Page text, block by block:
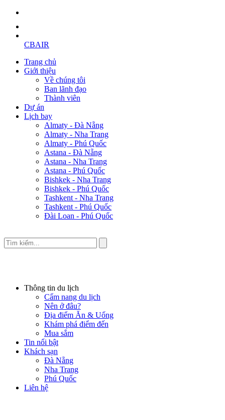
CBAIR
Trang chủ
Giới thiệu
Về chúng tôi
Ban lãnh đạo
Thành viên
Dự án
Lịch bay
Almaty - Đà Nẵng
Almaty - Nha Trang
Almaty - Phú Quốc
Astana - Đà Nẵng
Astana - Nha Trang
Astana - Phú Quốc
Bishkek - Nha Trang
Bishkek - Phú Quốc
Tashkent - Nha Trang
Tashkent - Phú Quốc
Đài Loan - Phú Quốc
Thông tin du lịch
Cẩm nang du lịch
Nên ở đâu?
Địa điểm Ăn & Uống
Khám phá điểm đến
Mua sắm
Tin nổi bật
Khách sạn
Đà Nẵng
Nha Trang
Phú Quốc
Liên hệ